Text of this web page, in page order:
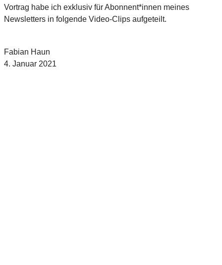
Vortrag habe ich exklusiv für Abonnent*innen meines
Newsletters in folgende Video-Clips aufgeteilt.
Fabian Haun
4. Januar 2021